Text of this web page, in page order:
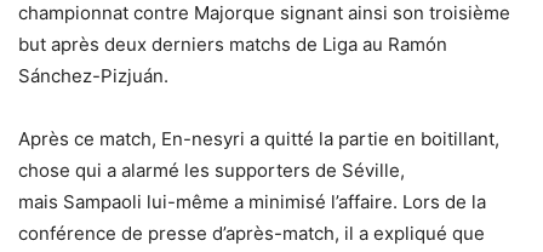
championnat contre Majorque signant ainsi son troisième
but après deux derniers matchs de Liga au Ramón
Sánchez-Pizjuán.
Après ce match, En-nesyri a quitté la partie en boitillant,
chose qui a alarmé les supporters de Séville,
mais Sampaoli lui-même a minimisé l’affaire. Lors de la
conférence de presse d’après-match, il a expliqué que